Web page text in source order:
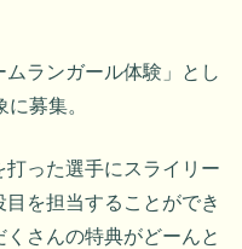
ムランガール体験」とし
募集。
った選手にスライリー
を担当することができ
さんの特典がどーんと